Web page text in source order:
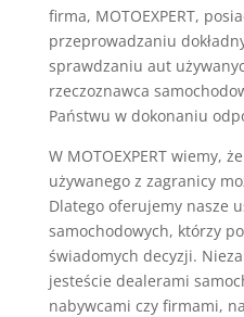
firma, MOTOEXPERT,
przeprowadzaniu
sprawdzaniu aut
rzeczoznawca
Państwu w dokonaniu
W MOTOEXPERT wiemy,
używanego z zagranicy
Dlatego oferujemy nasze
samochodowych, którzy
świadomych decyzji.
jesteście dealerami
nabywcami czy firmami,